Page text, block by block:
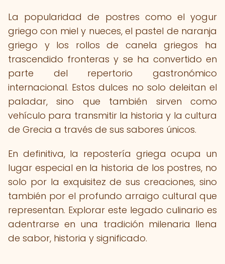
La popularidad de postres como el yogur
griego con miel y nueces, el pastel de naranja
griego y los rollos de canela griegos ha
trascendido fronteras y se ha convertido en
parte del repertorio gastronómico
internacional. Estos dulces no solo deleitan el
paladar, sino que también sirven como
vehículo para transmitir la historia y la cultura
de Grecia a través de sus sabores únicos.
En definitiva, la repostería griega ocupa un
lugar especial en la historia de los postres, no
solo por la exquisitez de sus creaciones, sino
también por el profundo arraigo cultural que
representan. Explorar este legado culinario es
adentrarse en una tradición milenaria llena
de sabor, historia y significado.